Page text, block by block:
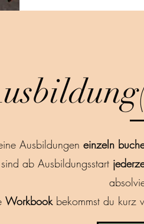
Ausbildungen einzeln
ab Ausbildungsstart
Workbookbekommst du kurz